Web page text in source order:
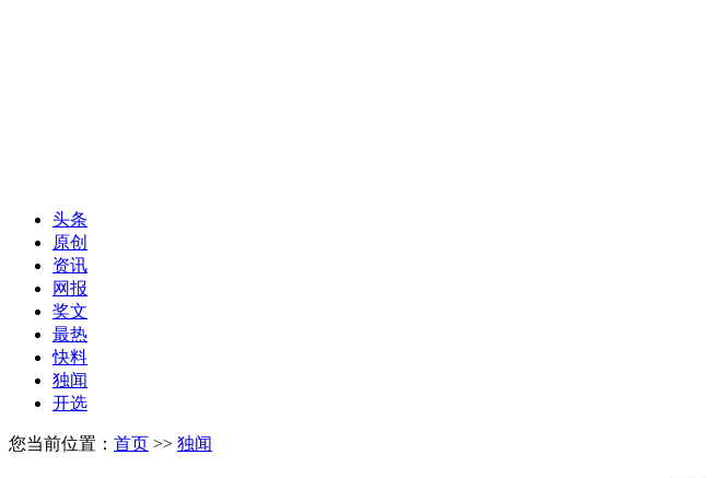
头条
原创
资讯
网报
奖文
最热
快料
独闻
开选
您当前位置： 首页 >> 独闻